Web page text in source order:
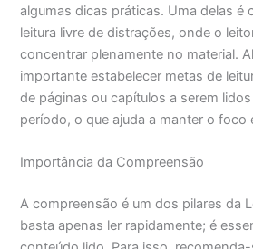
algumas dicas práticas. Uma delas é
leitura livre de distrações, onde o
concentrar plenamente no material.
importante estabelecer metas de
de páginas ou capítulos a serem
período, o que ajuda a manter o foco
Importância da Compreensão
A compreensão é um dos pilares da
basta apenas ler rapidamente; é